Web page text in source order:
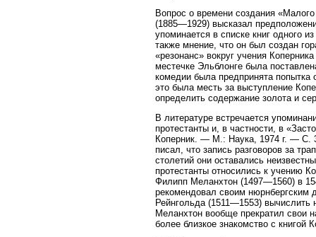
Вопрос о времени создания
(1885—1929) высказал
упоминается в списке книг одного
также мнение, что он был создан
«резонанс» вокруг учения
местечке Эльблонге была
комедии была предпринята
это была месть за выступление
определить содержание золота и
В литературе встречается
протестанты и, в частности, в
Коперник. — М.: Наука, 1974 г. — С.
писал, что запись разговоров за
столетий они оставались
протестанты относились к учению
Филипп Меланхтон (1497—1560) в
рекомендовал своим нюрнбергским
Рейнгольда (1511—1553) вычислить
Меланхтон вообще прекратил свои
более близкое знакомство с книгой